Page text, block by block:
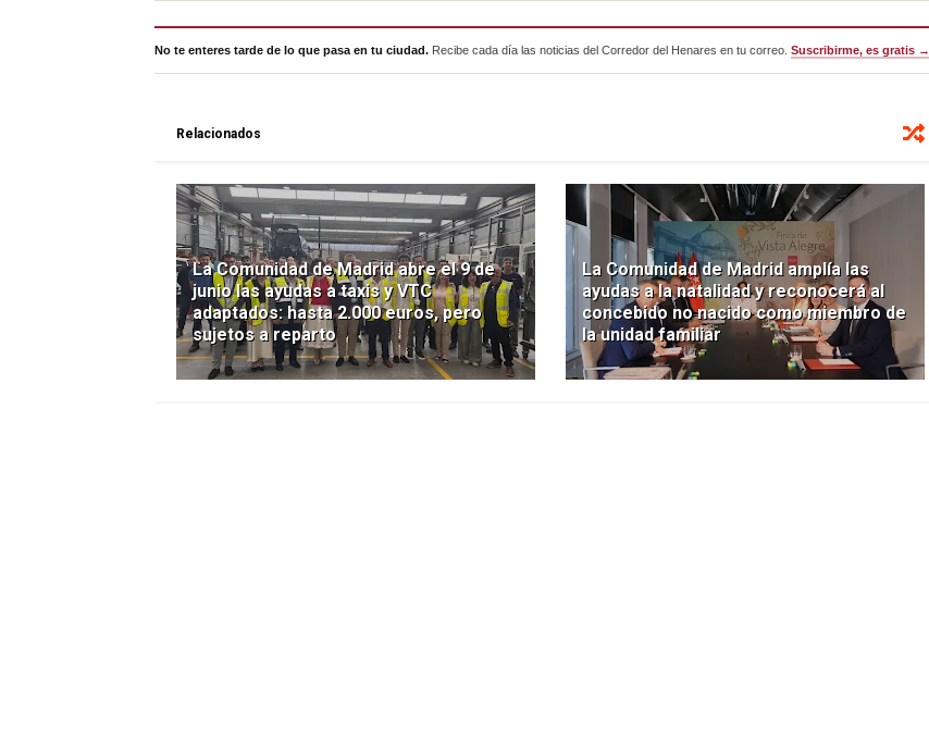
No te enteres tarde de lo que pasa en tu ciudad. Recibe cada día las noticias del Corredor del Henares en tu correo. Suscribirme, es gratis →
Relacionados
La Comunidad de Madrid abre el 9 de
junio las ayudas a taxis y VTC
adaptados: hasta 2.000 euros, pero
sujetos a reparto
La Comunidad de Madrid amplía las
ayudas a la natalidad y reconocerá al
concebido no nacido como miembro de
la unidad familiar